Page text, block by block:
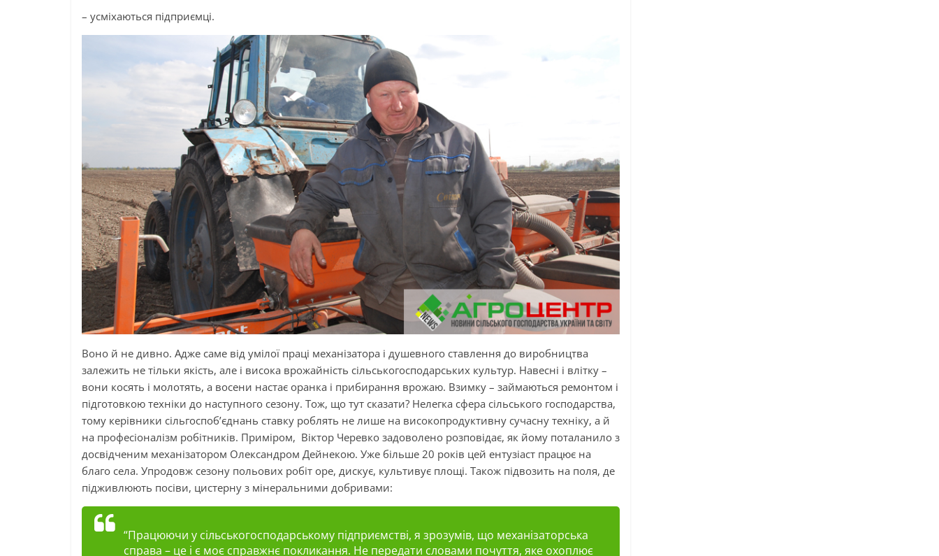
– усміхаються підприємці.
Воно й не дивно. Адже саме від умілої праці механізатора і душевного ставлення до виробництва
залежить не тільки якість, але і висока врожайність сільськогосподарських культур. Навесні і влітку –
вони косять і молотять, а восени настає оранка і прибирання врожаю. Взимку – займаються ремонтом і
підготовкою техніки до наступного сезону. Тож, що тут сказати? Нелегка сфера сільського господарства,
тому керівники сільгоспоб’єднань ставку роблять не лише на високопродуктивну сучасну техніку, а й
на професіоналізм робітників. Приміром, Віктор Черевко задоволено розповідає, як йому поталанило з
досвідченим механізатором Олександром Дейнекою. Уже більше 20 років цей ентузіаст працює на
благо села. Упродовж сезону польових робіт оре, дискує, культивує площі. Також підвозить на поля, де
підживлюють посіви, цистерну з мінеральними добривами:
“Працюючи у сільськогосподарському підприємстві, я зрозумів, що механізаторська
справа – це і є моє справжнє покликання. Не передати словами почуття, яке охоплює